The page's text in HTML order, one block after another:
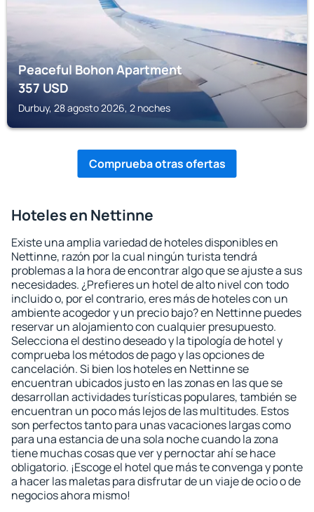
Peaceful Bohon Apartment
357USD
Durbuy, 28 agosto 2026, 2 noches
Comprueba otras ofertas
Hoteles en Nettinne
Existe una amplia variedad de hoteles disponibles en
Nettinne, razón por la cual ningún turista tendrá
problemas a la hora de encontrar algo que se ajuste a sus
necesidades. ¿Prefieres un hotel de alto nivel con todo
incluido o, por el contrario, eres más de hoteles con un
ambiente acogedor y un precio bajo? en Nettinne puedes
reservar un alojamiento con cualquier presupuesto.
Selecciona el destino deseado y la tipología de hotel y
comprueba los métodos de pago y las opciones de
cancelación. Si bien los hoteles en Nettinne se
encuentran ubicados justo en las zonas en las que se
desarrollan actividades turísticas populares, también se
encuentran un poco más lejos de las multitudes. Estos
son perfectos tanto para unas vacaciones largas como
para una estancia de una sola noche cuando la zona
tiene muchas cosas que ver y pernoctar ahí se hace
obligatorio. ¡Escoge el hotel que más te convenga y ponte
a hacer las maletas para disfrutar de un viaje de ocio o de
negocios ahora mismo!